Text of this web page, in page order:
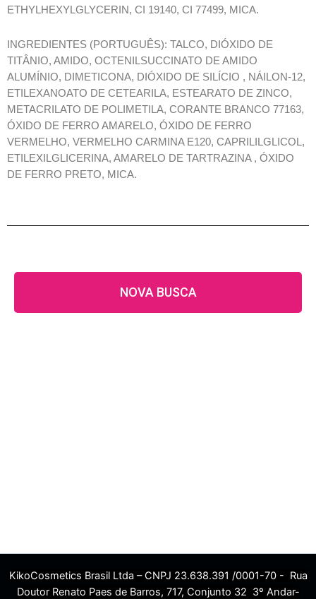
ETHYLHEXYLGLYCERIN, CI 19140, CI 77499, MICA.
INGREDIENTES (PORTUGUÊS): TALCO, DIÓXIDO DE
TITÂNIO, AMIDO, OCTENILSUCCINATO DE AMIDO
ALUMÍNIO, DIMETICONA, DIÓXIDO DE SILÍCIO , NÁILON-12,
ETILEXANOATO DE CETEARILA, ESTEARATO DE ZINCO,
METACRILATO DE POLIMETILA, CORANTE BRANCO 77163,
ÓXIDO DE FERRO AMARELO, ÓXIDO DE FERRO
VERMELHO, VERMELHO CARMINA E120, CAPRILILGLICOL,
ETILEXILGLICERINA, AMARELO DE TARTRAZINA , ÓXIDO
DE FERRO PRETO, MICA.
NOVA BUSCA
KikoCosmetics Brasil Ltda – CNPJ 23.638.391 /0001-70 - Rua
Doutor Renato Paes de Barros, 717, Conjunto 32 3º Andar-